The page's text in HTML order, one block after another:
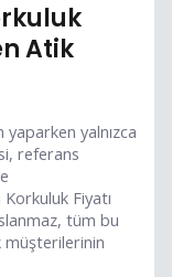
Atik
yaparken yalnızca
referans
Fiyatı
tüm bu